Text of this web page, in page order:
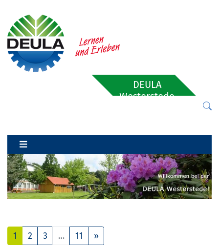
DEULA
Westerstede
1 2 3 … 11 »Nächste